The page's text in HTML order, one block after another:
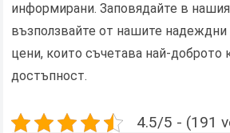
информирани. Заповядайте в
възползвайте от нашите надеждни
цени, които съчетава най-доброто
достъпност.
4.5/5 - (191